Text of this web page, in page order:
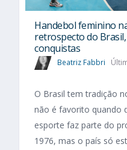
Handebol feminino
retrospecto do
conquistas
Beatriz Fabbri
O Brasil tem tradição
não é favorito quando
esporte faz parte do
1976, mas o país só